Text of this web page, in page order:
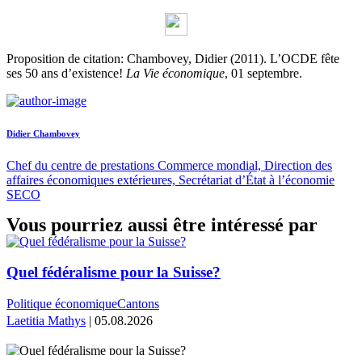
Proposition de citation: Chambovey, Didier (2011). L’OCDE fête
ses 50 ans d’existence! La Vie économique, 01 septembre.
Didier Chambovey
Chef du centre de prestations Commerce mondial, Direction des
affaires économiques extérieures, Secrétariat d’État à l’économie
SECO
Vous pourriez aussi être intéressé par
Quel fédéralisme pour la Suisse?
Politique économiqueCantons
Laetitia Mathys | 05.08.2026